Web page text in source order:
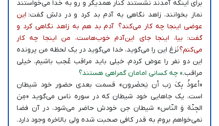
برای اینکه آمدند نشستند کنار همدیگر و رو به خدا می‌خواستند
نماز بخوانند، زاهد نگاهی به آدم بد کرد و در دلش گفت: این
عوضی اینجا چه کار می‌کند؟ آدم بد هم به زاهد نگاهی کرد و
گفت: بیا، اینجا جای این‌آدم خوب‌هاست، من اینجا چه کار
می‌کنم؟نَزغ این را می‌گوید، خدا می‌گوید در یک لحظه من پرونده
این دو نفر را عوض کردم. خیلی باید مراقب عُجب باشیم، خیلی
مراقب.» چه کسانی امامان گمراهی هستند؟
«أعوذُ بِکَ رَب أن یَحضَرون» قسمت بعدی حضور خود شیطان
است، یک جاهایی خود شیطان که در سوره ناس می‌گوید «مِنَ
الجِنّة وَ النّاس» شیطان جن خودش حاضر می‌شود، در آن فضا
نمی‌خواهم بروم به قدر کافی صحبت شده ولی بالاخره وجود دارد.